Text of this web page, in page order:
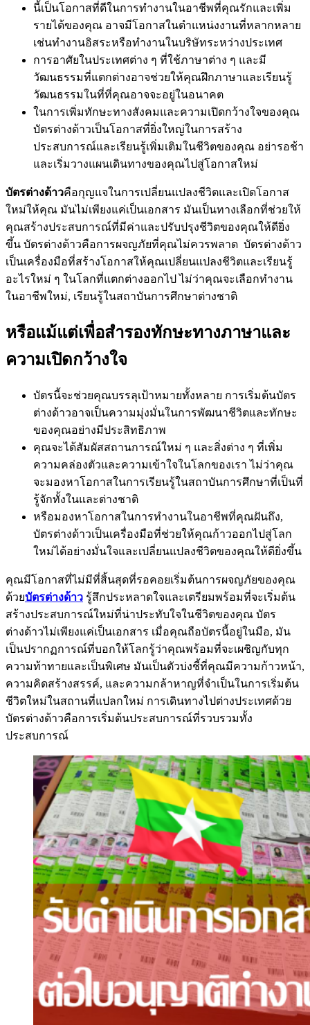
นี้เป็นโอกาสที่ดีในการทำงานในอาชีพที่คุณรักและเพิ่ม
รายได้ของคุณ อาจมีโอกาสในตำแหน่งงานที่หลากหลาย
เช่นทำงานอิสระหรือทำงานในบริษัทระหว่างประเทศ
การอาศัยในประเทศต่าง ๆ ที่ใช้ภาษาต่าง ๆ และมี
วัฒนธรรมที่แตกต่างอาจช่วยให้คุณฝึกภาษาและเรียนรู้
วัฒนธรรมในที่ที่คุณอาจจะอยู่ในอนาคต
ในการเพิ่มทักษะทางสังคมและความเปิดกว้างใจของคุณ
บัตรต่างด้าวเป็นโอกาสที่ยิ่งใหญ่ในการสร้าง
ประสบการณ์และเรียนรู้เพิ่มเติมในชีวิตของคุณ อย่ารอช้า
และเริ่มวางแผนเดินทางของคุณไปสู่โอกาสใหม่
บัตรต่างด้าวคือกุญแจในการเปลี่ยนแปลงชีวิตและเปิดโอกาส
ใหม่ให้คุณ มันไม่เพียงแค่เป็นเอกสาร มันเป็นทางเลือกที่ช่วยให้
คุณสร้างประสบการณ์ที่มีค่าและปรับปรุงชีวิตของคุณให้ดียิ่ง
ขึ้น บัตรต่างด้าวคือการผจญภัยที่คุณไม่ควรพลาด บัตรต่างด้าว
เป็นเครื่องมือที่สร้างโอกาสให้คุณเปลี่ยนแปลงชีวิตและเรียนรู้
อะไรใหม่ ๆ ในโลกที่แตกต่างออกไป ไม่ว่าคุณจะเลือกทำงาน
ในอาชีพใหม่, เรียนรู้ในสถาบันการศึกษาต่างชาติ
หรือแม้แต่เพื่อสำรองทักษะทางภาษาและ
ความเปิดกว้างใจ
บัตรนี้จะช่วยคุณบรรลุเป้าหมายทั้งหลาย การเริ่มต้นบัตร
ต่างด้าวอาจเป็นความมุ่งมั่นในการพัฒนาชีวิตและทักษะ
ของคุณอย่างมีประสิทธิภาพ
คุณจะได้สัมผัสสถานการณ์ใหม่ ๆ และสิ่งต่าง ๆ ที่เพิ่ม
ความคล่องตัวและความเข้าใจในโลกของเรา ไม่ว่าคุณ
จะมองหาโอกาสในการเรียนรู้ในสถาบันการศึกษาที่เป็นที่
รู้จักทั้งในและต่างชาติ
หรือมองหาโอกาสในการทำงานในอาชีพที่คุณฝันถึง,
บัตรต่างด้าวเป็นเครื่องมือที่ช่วยให้คุณก้าวออกไปสู่โลก
ใหม่ได้อย่างมั่นใจและเปลี่ยนแปลงชีวิตของคุณให้ดียิ่งขึ้น
คุณมีโอกาสที่ไม่มีที่สิ้นสุดที่รอคอยเริ่มต้นการผจญภัยของคุณ
ด้วยบัตรต่างด้าว รู้สึกประหลาดใจและเตรียมพร้อมที่จะเริ่มต้น
สร้างประสบการณ์ใหม่ที่น่าประทับใจในชีวิตของคุณ บัตร
ต่างด้าวไม่เพียงแค่เป็นเอกสาร เมื่อคุณถือบัตรนี้อยู่ในมือ, มัน
เป็นปรากฏการณ์ที่บอกให้โลกรู้ว่าคุณพร้อมที่จะเผชิญกับทุก
ความท้าทายและเป็นพิเศษ มันเป็นตัวบ่งชี้ที่คุณมีความก้าวหน้า,
ความคิดสร้างสรรค์, และความกล้าหาญที่จำเป็นในการเริ่มต้น
ชีวิตใหม่ในสถานที่แปลกใหม่ การเดินทางไปต่างประเทศด้วย
บัตรต่างด้าวคือการเริ่มต้นประสบการณ์ที่รวบรวมทั้ง
ประสบการณ์